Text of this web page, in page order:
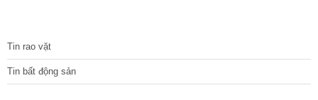
Tin rao vặt
Tin bất động sản